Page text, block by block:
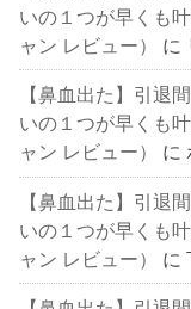
いの１つが早くも
ャン レビュー）
に
【鼻血出た】引退
いの１つが早くも
ャン レビュー）
に
【鼻血出た】引退
いの１つが早くも
ャン レビュー）
に